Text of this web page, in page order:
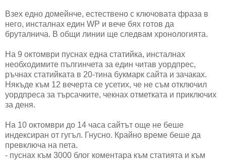
Взех едно домейнче, естествено с ключовата фраза в
него, инсталнах един WP и вече бях готов да
бруталнича. В общи линии ще следвам хронологията.
На 9 октомври пуснах една статийка, инсталнах
необходимите пългинчета за един читав уордпрес,
ръчнах статийката в 20-тина букмарк сайта и зачаках.
Някъде към 12 вечерта се усетих, че не съм отключил
уордпреса за търсачките, чекнах отметката и приключих
за деня.
На 10 октомври до 14 часа сайтът още не беше
индексиран от гугъл. Гнусно. Крайно време беше да
превключа на пета.
- пуснах към 3000 блог коментара към статията и към